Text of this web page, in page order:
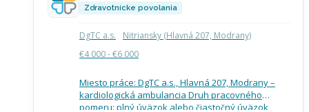
Zdravotnícke povolania
DgTC a.s.
Nitriansky (Hlavná 207, Modrany)
€4 000 - €6 000
Miesto práce: DgTC a.s., Hlavná 207, Modrany –
kardiologická ambulancia Druh pracovného
pomeru: plný úväzok alebo čiastočný úväzok